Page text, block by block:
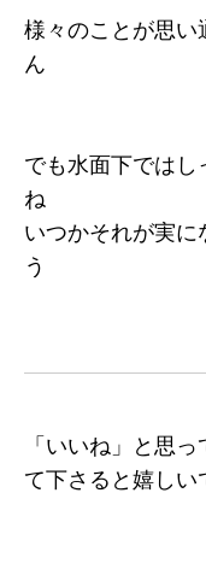
様々のことが思い
ん
でも水面下ではし
ね
いつかそれが実に
う
「いいね」と思
て下さると嬉しい